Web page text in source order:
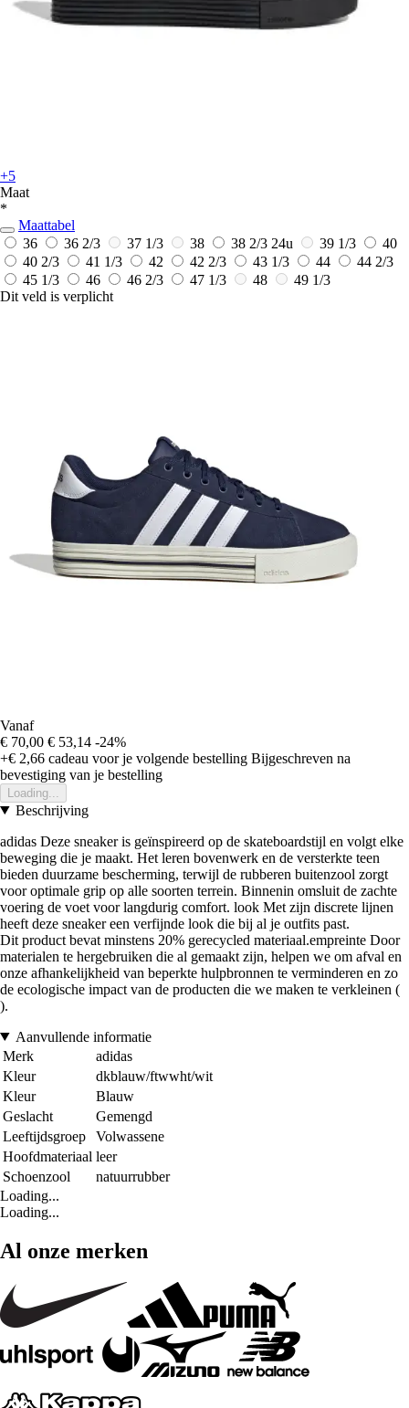
+5
Maat
*
Maattabel
36
36 2/3 37 1/3 38 38 2/3 24u 39 1/3
40
40 2/3
41 1/3 42 42 2/3 43 1/3 44
44 2/3
45 1/3
46 46 2/3 47 1/3 48
49 1/3
Dit veld is verplicht
Vanaf
€ 70,00 € 53,14 -24%
+€ 2,66 cadeau voor je volgende bestelling Bijgeschreven na
bevestiging van je bestelling
Loading...
Beschrijving
adidas Deze sneaker is geïnspireerd op de skateboardstijl en volgt elke
beweging die je maakt. Het leren bovenwerk en de versterkte teen
bieden duurzame bescherming, terwijl de rubberen buitenzool zorgt
voor optimale grip op alle soorten terrein. Binnenin omsluit de zachte
voering de voet voor langdurig comfort. look Met zijn discrete lijnen
heeft deze sneaker een verfijnde look die bij al je outfits past.
Dit product bevat minstens 20% gerecycled materiaal.empreinte Door
materialen te hergebruiken die al gemaakt zijn, helpen we om afval en
onze afhankelijkheid van beperkte hulpbronnen te verminderen en zo
de ecologische impact van de producten die we maken te verkleinen (
).
Aanvullende informatie
Merk
adidas
Kleur
dkblauw/ftwwht/wit
Kleur
Blauw
Geslacht
Gemengd
Leeftijdsgroep
Volwassene
Hoofdmateriaal leer
Schoenzool
natuurrubber
Loading...
Loading...
Al onze merken